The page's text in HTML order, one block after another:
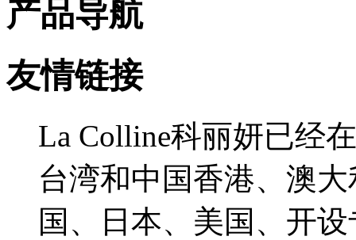
产品导航
友情链接
La Colline科丽妍已经
台湾和中国香港、澳
国、日本、美国、开